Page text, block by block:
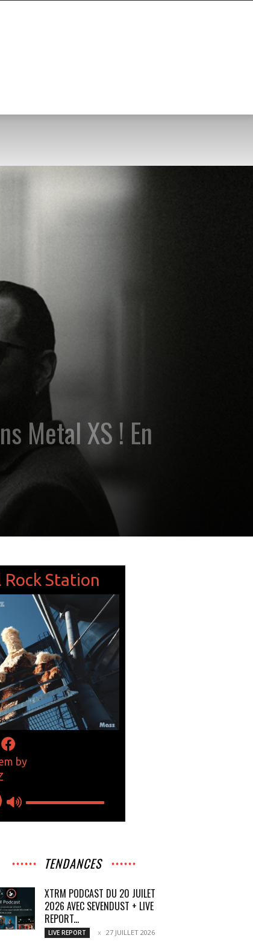
Metal XS ! En
TENDANCES
XTRM PODCAST DU 20 JUILET
2026 AVEC SEVENDUST + LIVE
REPORT...
LIVE REPORT 27 JUILLET 2026